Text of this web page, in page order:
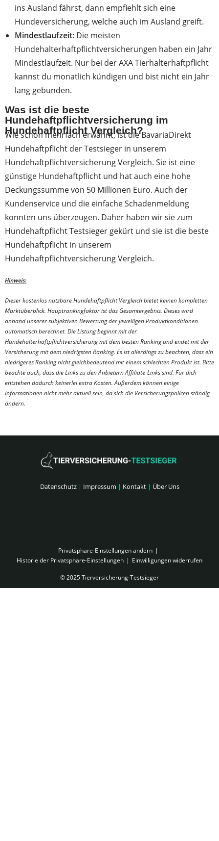
ins Ausland fährst, dann empfiehlt sich eine
Hundeversicherung, welche auch im Ausland greift.
Mindestlaufzeit: Die meisten
Hundehalterhaftpflichtversicherungen haben ein Jahr
Mindestlaufzeit. Nur bei der AXA Tierhalterhaftpflicht
kannst du monatlich kündigen und bist nicht ein Jahr
lang gebunden.
Was ist die beste
Hundehaftpflichtversicherung im
Hundehaftpflicht Vergleich?
Wie schon mehrfach erwähnt, ist die BavariaDirekt
Hundehaftpflicht der Testsieger in unserem
Hundehaftpflichtversicherung Vergleich. Sie ist eine
günstige Hundehaftpflicht und hat auch eine hohe
Deckungssumme von 50 Millionen Euro. Auch der
Kundenservice und die einfache Schadenmeldung
konnten uns überzeugen. Daher haben wir sie zum
Hundehaftpflicht Testsieger gekürt und sie ist die beste
Hundehaftpflicht in unserem
Hundehaftpflichtversicherung Vergleich.
Hinweis:
Dieser kostenlos nutzbare Hundehaftpflicht Vergleich bietet keinen kompletten
Marktüberblick. Hauptrankingfaktor ist das Gesamtergebnis. Dieses wird
anhand unserer subjektiven Bewertung der jeweiligen Produktkonditionen
automatisch berechnet. Die Listung beginnt mit der
Hundehalterhaftpflichtversicherung mit dem besten Ranking und endet mit der
Versicherung mit dem niedrigsten Ranking. Es ist allerdings zu beachten, dass ein
niedrigeres Ranking nicht gleichbedeutend mit einem schlechten Produkt ist. Bitte
beachte auch, dass die Links zu den Anbietern Affiliate-Links sind. Für dich
entstehen dadurch keinerlei extra Kosten. Außerdem können einige
Informationen nicht mehr aktuell sein, da sich die Versicherungspolicen ständig
ändern.
Datenschutz| Impressum | Kontakt| Über Uns
Privatsphäre-Einstellungen ändern
Historie der Privatsphäre-Einstellungen
Einwilligungen widerrufen
© 2025 Tierversicherung-Testsieger